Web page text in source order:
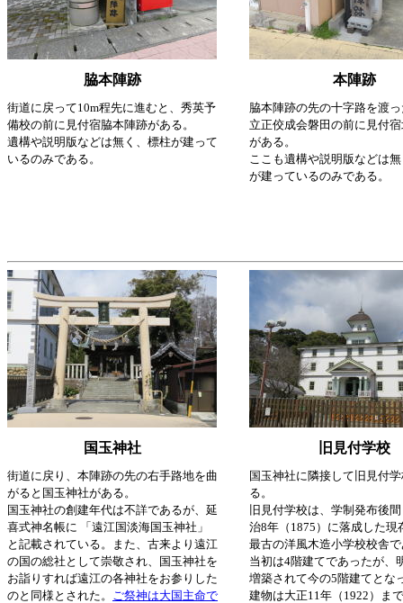
脇本陣跡 本陣跡
街道に戻って10m程先に進むと、秀英予
備校の前に見付宿脇本陣跡がある。
遺構や説明版などは無く、標柱が建って
いるのみである。
脇本陣跡の先の十字路を渡
立正佼成会磐田の前に見付
がある。
ここも遺構や説明版などは
が建っているのみである。
国玉神社 旧見付学校
街道に戻り、本陣跡の先の右手路地を曲
がると国玉神社がある。
国玉神社の創建年代は不詳であるが、延
喜式神名帳に 「遠江国淡海国玉神社」
と記載されている。また、古来より遠江
の国の総社として崇敬され、国玉神社を
お詣りすれば遠江の各神社をお参りした
のと同様とされた。 ご祭神は大国主命で
国玉神社に隣接して旧見付
る。
旧見付学校は、学制発布後
治8年（1875）に落成した現
最古の洋風木造小学校校舎
当初は4階建てであったが、
増築されて今の5階建てとな
建物は大正11年（1922）ま